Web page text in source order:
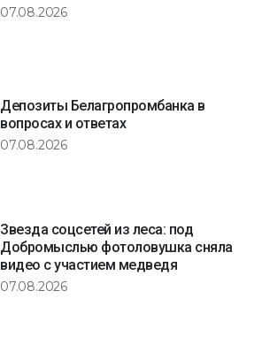
07.08.2026
Депозиты Белагропромбанка в
вопросах и ответах
07.08.2026
Звезда соцсетей из леса: под
Добромыслью фотоловушка сняла
видео с участием медведя
07.08.2026